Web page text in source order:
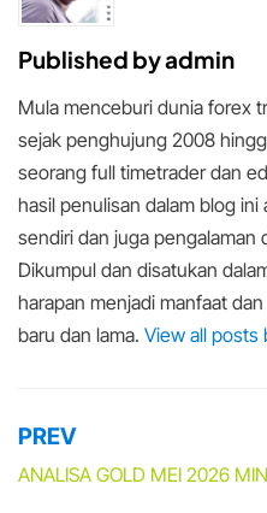
Published byadmin
Mula menceburi dunia forex
sejak penghujung 2008
seorang full timetrader dan
hasil penulisan dalam blog ini
sendiri dan juga pengalaman
Dikumpul dan disatukan
harapan menjadi manfaat
baru dan lama. View all posts
Post
navigation
PREV
ANALISA GOLD MEI 2026